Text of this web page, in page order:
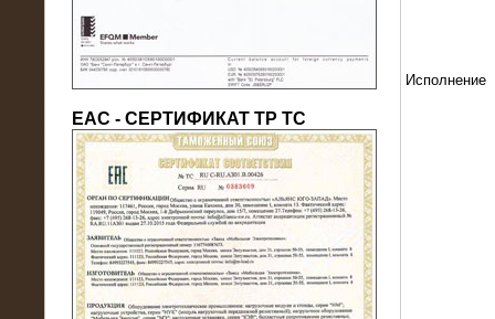
22.05.2016
Нагрузочный модуль в контейнере
10 МВт (0,4 кВ - напряжение)
ЕАС - СЕРТИФИКАТ ТР ТС
Исполнение